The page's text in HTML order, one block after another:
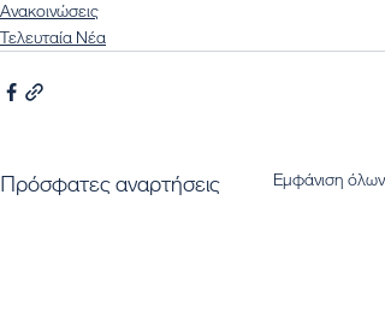
Ανακοινώσεις
Τελευταία Νέα
Πρόσφατες αναρτήσεις Εμφάνιση όλων